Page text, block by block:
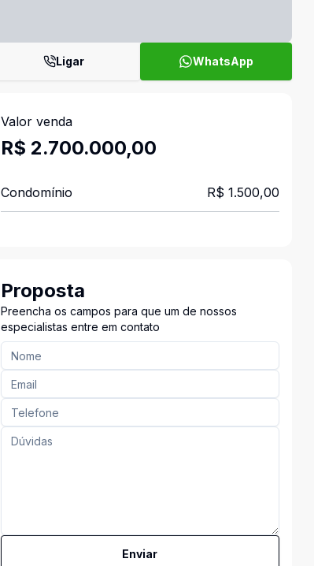
Ligar WhatsApp
Valor venda
R$ 2.700.000,00
Condomínio R$ 1.500,00
Proposta
Preencha os campos para que um de nossos
especialistas entre em contato
Enviar